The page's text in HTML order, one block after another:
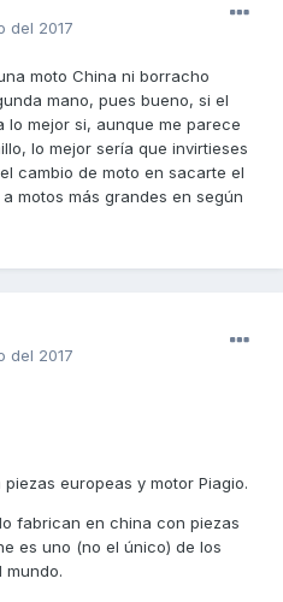
del 2017
moto China ni borracho
mano, pues bueno, si el
mejor si, aunque me parece
lo mejor sería que invirtieses
cambio de moto en sacarte el
motos más grandes en según
del 2017
europeas y motor Piagio.
fabrican en china con piezas
es uno (no el único) de los
mundo.